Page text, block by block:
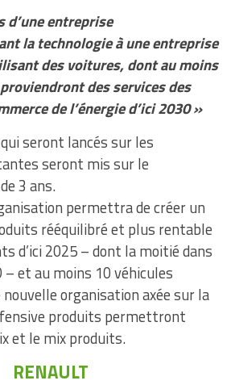
d’une entreprise
la technologie à une entreprise
des voitures, dont au moins
des services des
de l’énergie d’ici 2030 »
seront lancés sur les
seront mis sur le
3 ans.
permettra de créer un
rééquilibré et plus rentable
d’ici 2025 – dont la moitié dans
et au moins 10 véhicules
organisation axée sur la
produits permettront
et le mix produits.
RENAULT